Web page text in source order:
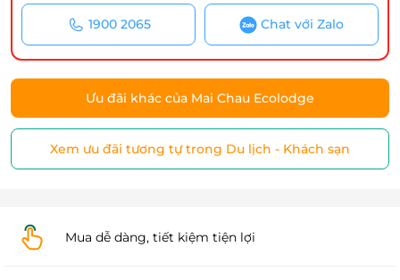
1900 2065 Chat với Zalo
Ưu đãi khác của Mai Chau Ecolodge
Xem ưu đãi tương tự trong Du lịch - Khách sạn
Mua dễ dàng, tiết kiệm tiện lợi